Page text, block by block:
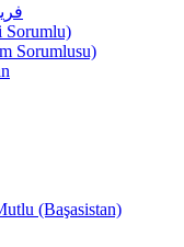
Sorumlu)
Sorumlusu)
(Başasistan)